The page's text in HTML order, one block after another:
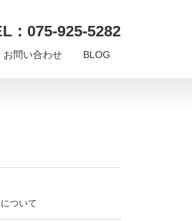
：075-925-5282
お問い合わせ BLOG
ついて